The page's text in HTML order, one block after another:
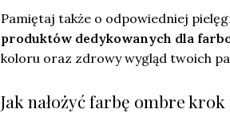
Pamiętaj także o odpowiedniej
produktów dedykowanych dla
koloru oraz zdrowy wygląd twoich
Jak nałożyć farbę ombre